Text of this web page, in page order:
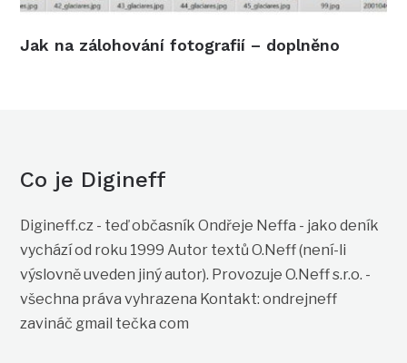
Jak na zálohování fotografií – doplněno
Co je Digineff
Digineff.cz - teď občasník Ondřeje Neffa - jako deník
vychází od roku 1999 Autor textů O.Neff (není-li
výslovně uveden jiný autor). Provozuje O.Neff s.r.o. -
všechna práva vyhrazena Kontakt: ondrejneff
zavináč gmail tečka com